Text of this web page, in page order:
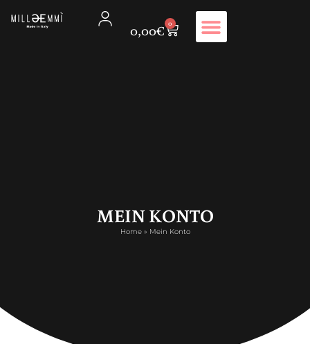
0,00€ 0
MEIN KONTO
Home» Mein Konto